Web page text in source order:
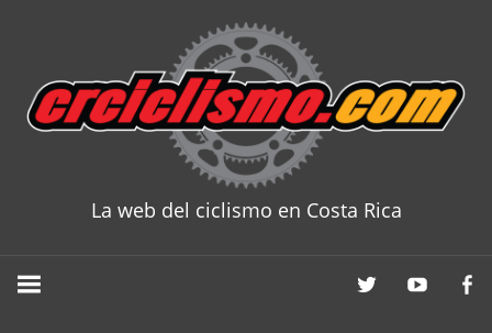
content
La web del ciclismo en Costa Rica